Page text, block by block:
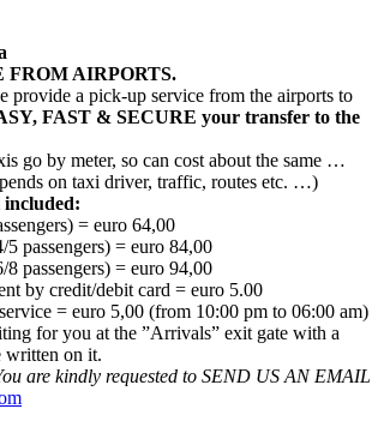
FROM AIRPORTS.
provide a pick-up service from the airports to
FAST & SECURE your transfer to the
go by meter, so can cost about the same …
on taxi driver, traffic, routes etc. …)
included:
= euro 64,00
passengers) = euro 84,00
passengers) = euro 94,00
by credit/debit card = euro 5.00
= euro 5,00 (from 10:00 pm to 06:00 am)
for you at the ”Arrivals” exit gate with a
written on it.
are kindly requested to SEND US AN EMAIL